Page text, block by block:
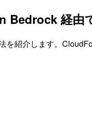
Bedrock 経由
紹介します。